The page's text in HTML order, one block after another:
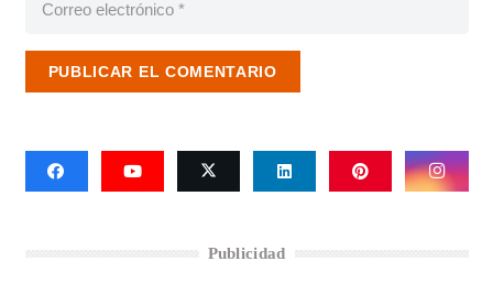
PUBLICAR EL COMENTARIO
Publicidad